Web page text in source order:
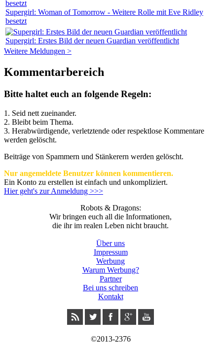
Supergirl: Woman of Tomorrow - Weitere Rolle mit Eve Ridley
besetzt
Supergirl: Erstes Bild der neuen Guardian veröffentlicht
Weitere Meldungen >
Kommentarbereich
Bitte haltet euch an folgende Regeln:
1. Seid nett zueinander.
2. Bleibt beim Thema.
3. Herabwürdigende, verletztende oder respektlose Kommentare
werden gelöscht.
Beiträge von Spammern und Stänkerern werden gelöscht.
Nur angemeldete Benutzer können kommentieren.
Ein Konto zu erstellen ist einfach und unkompliziert.
Hier geht's zur Anmeldung >>>
Robots & Dragons:
Wir bringen euch all die Informationen,
die ihr im realen Leben nicht braucht.
Über uns
Impressum
Werbung
Warum Werbung?
Partner
Bei uns schreiben
Kontakt
©2013-2376